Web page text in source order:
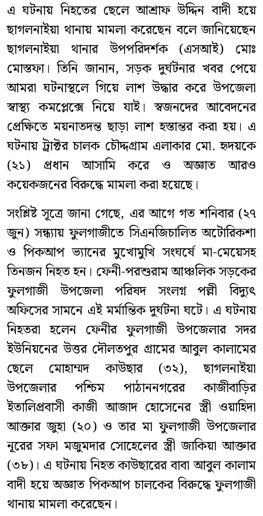
এ ঘটনায় নিহতের ছেলে আশ্রাফ উদ্দিন বাদী হয়ে
ছাগলনাইয়া থানায় মামলা করেছেন বলে জানিয়েছেন
ছাগলনাইয়া থানার উপপরিদর্শক (এসআই) মোঃ
মোস্তফা। তিনি জানান, সড়ক দুর্ঘটনার খবর পেয়ে
আমরা ঘটনাস্থলে গিয়ে লাশ উদ্ধার করে উপজেলা
স্বাস্থ্য কমপ্লেক্সে নিয়ে যাই। স্বজনদের আবেদনের
প্রেক্ষিতে ময়নাতদন্ত ছাড়া লাশ হস্তান্তর করা হয়। এ
ঘটনায় ট্রাক্টর চালক চৌদ্দগ্রাম এলাকার মো. হৃদয়কে
(২১) প্রধান আসামি করে ও অজ্ঞাত আরও
কয়েকজনের বিরুদ্ধে মামলা করা হয়েছে।
সংশ্লিষ্ট সূত্রে জানা গেছে, এর আগে গত শনিবার (২৭
জুন) সন্ধ্যায় ফুলগাজীতে সিএনজিচালিত অটোরিকশা
ও পিকআপ ভ্যানের মুখোমুখি সংঘর্ষে মা-মেয়েসহ
তিনজন নিহত হন। ফেনী-পরশুরাম আঞ্চলিক সড়কের
ফুলগাজী উপজেলা পরিষদ সংলগ্ন পল্লী বিদ্যুৎ
অফিসের সামনে এই মর্মান্তিক দুর্ঘটনা ঘটে। এ ঘটনায়
নিহতরা হলেন ফেনীর ফুলগাজী উপজেলার সদর
ইউনিয়নের উত্তর দৌলতপুর গ্রামের আবুল কালামের
ছেলে মোহাম্মদ কাউছার (৩২), ছাগলনাইয়া
উপজেলার পশ্চিম পাঠাননগরের কাজীবাড়ির
ইতালিপ্রবাসী কাজী আজাদ হোসেনের স্ত্রী ওয়াহিদা
আক্তার জুহা (২০) ও তার মা ফুলগাজী উপজেলার
নূরের সফা মজুমদার সোহেলের স্ত্রী জাকিয়া আক্তার
(৩৮)। এ ঘটনায় নিহত কাউছারের বাবা আবুল কালাম
বাদী হয়ে অজ্ঞাত পিকআপ চালকের বিরুদ্ধে ফুলগাজী
থানায় মামলা করেছেন।